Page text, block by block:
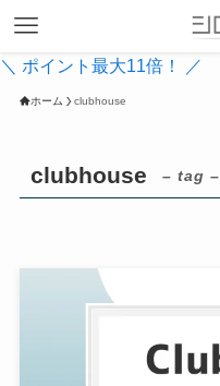
＼ ポイント最大11倍！ ／
ホーム clubhouse
clubhouse – tag –